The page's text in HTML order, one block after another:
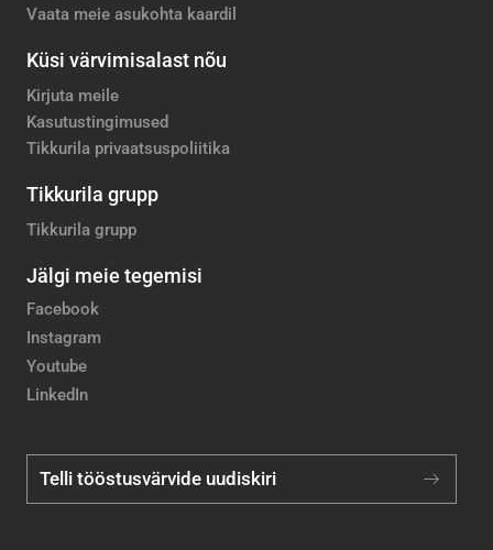
Vaata meie asukohta kaardil
Küsi värvimisalast nõu
Kirjuta meile
Kasutustingimused
Tikkurila privaatsuspoliitika
Tikkurila grupp
Tikkurila grupp
Jälgi meie tegemisi
Facebook
Instagram
Youtube
LinkedIn
Telli tööstusvärvide uudiskiri